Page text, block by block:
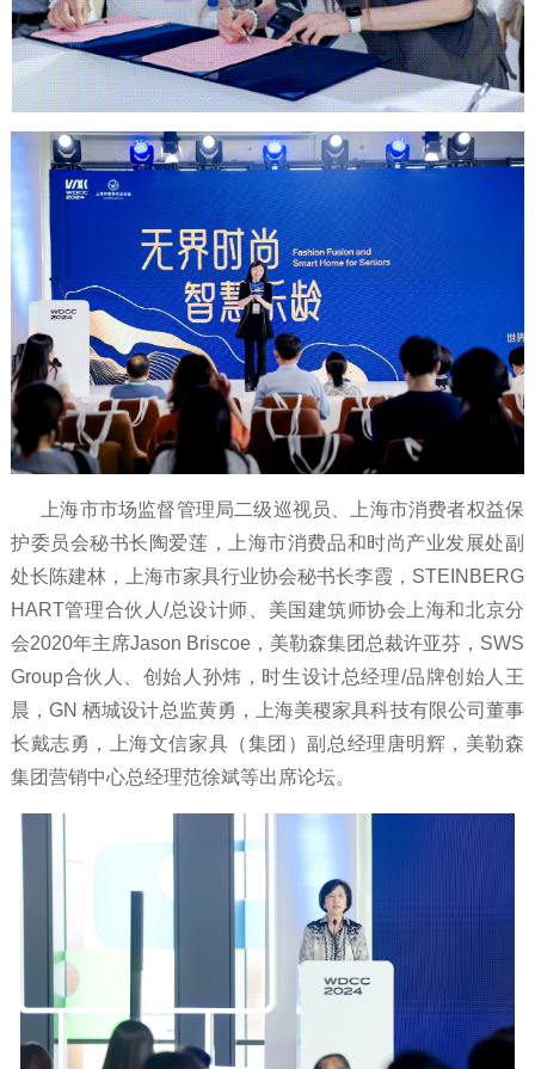
上海市市场监督管理局二级巡视员、上海市消费者权益保
护委员会秘书长陶爱莲，上海市消费品和时尚产业发展处副
处长陈建林，上海市家具行业协会秘书长李霞，STEINBERG
HART管理合伙人/总设计师、美国建筑师协会上海和北京分
会2020年主席Jason Briscoe，美勒森集团总裁许亚芬，SWS
Group合伙人、创始人孙炜，时生设计总经理/品牌创始人王
晨，GN 栖城设计总监黄勇，上海美稷家具科技有限公司董事
长戴志勇，上海文信家具（集团）副总经理唐明辉，美勒森
集团营销中心总经理范徐斌等出席论坛。